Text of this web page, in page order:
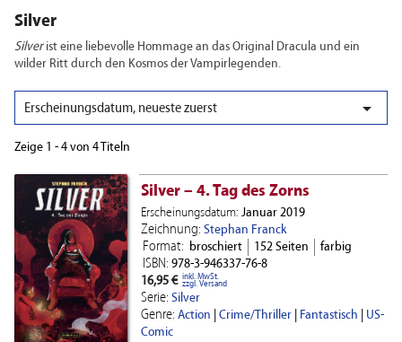
Silver
Silverist eine liebevolle Hommage an das Original Dracula und ein
wilder Ritt durch den Kosmos der Vampirlegenden.
Erscheinungsdatum, neueste zuerst 
Zeige 1 - 4 von 4 Titeln
Silver – 4. Tag des Zorns
Erscheinungsdatum: Januar 2019
Zeichnung: Stephan Franck
Format: broschiert 152 Seiten farbig
ISBN: 978-3-946337-76-8
16,95 € inkl. MwSt.
zzgl. Versand
Serie: Silver
Genre: Action Crime/Thriller| Fantastisch
US-
Comic